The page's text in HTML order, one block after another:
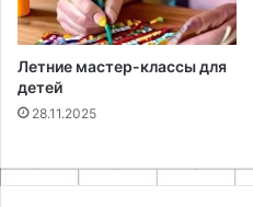
Летние мастер-классы для
детей
28.11.2025